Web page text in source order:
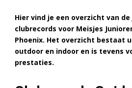
Hier vind je een overzicht van
clubrecords voor Meisjes
Phoenix. Het overzicht bestaat
outdoor en indoor en is tevens
prestaties.